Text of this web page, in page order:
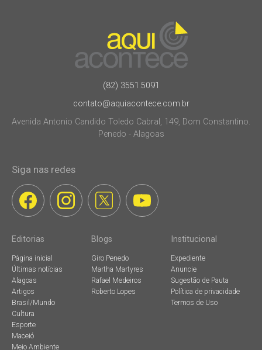
(82) 3551.5091
contato@aquiacontece.com.br
Avenida Antonio Candido Toledo Cabral, 149, Dom Constantino.
Penedo - Alagoas
Siga nas redes
Editorias
Página inicial
Últimas notícias
Alagoas
Artigos
Brasil/Mundo
Cultura
Esporte
Maceió
Meio Ambiente
Blogs
Giro Penedo
Martha Martyres
Rafael Medeiros
Roberto Lopes
Institucional
Expediente
Anuncie
Sugestão de Pauta
Política de privacidade
Termos de Uso